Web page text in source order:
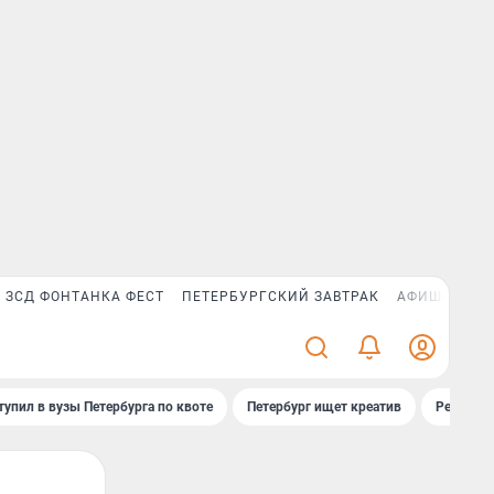
ЗСД ФОНТАНКА ФЕСТ ПЕТЕРБУРГСКИЙ ЗАВТРАК АФИША PLUS
в вузы Петербурга по квоте Петербург ищет креатив